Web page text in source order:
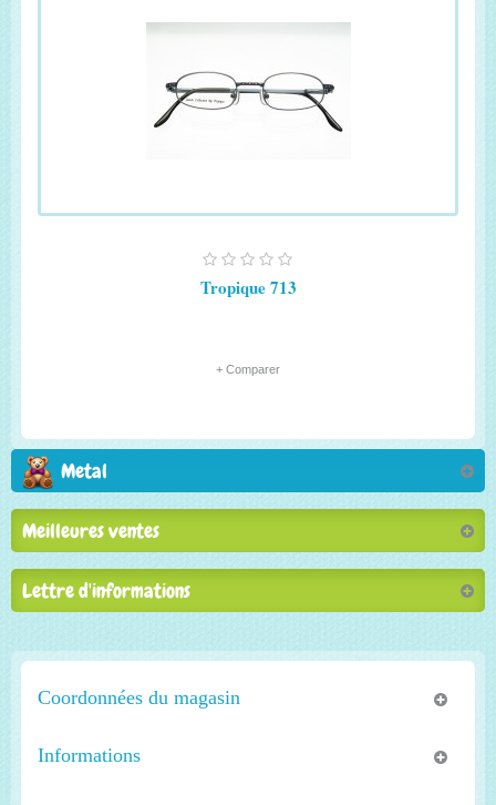
Tropique 713
+ Comparer
Metal
Meilleures ventes
Lettre d'informations
Coordonnées du magasin
Informations